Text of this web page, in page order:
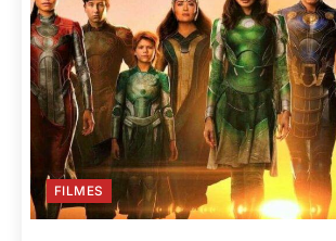
FILMES